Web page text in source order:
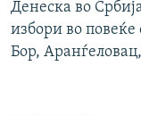
Денеска во
избори во
Бор,